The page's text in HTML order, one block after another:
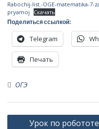
Rabochij-list.-OGE-matematika-7-
pryamoj
Скачать
Поделиться ссылкой:
Telegram
Печать
ОГЭ
Навигация
Урок по